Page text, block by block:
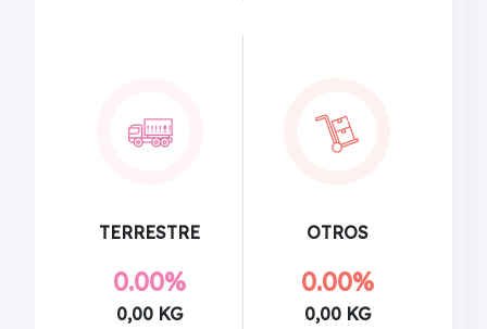
TERRESTRE
0.00%
0,00 KG
OTROS
0.00%
0,00 KG